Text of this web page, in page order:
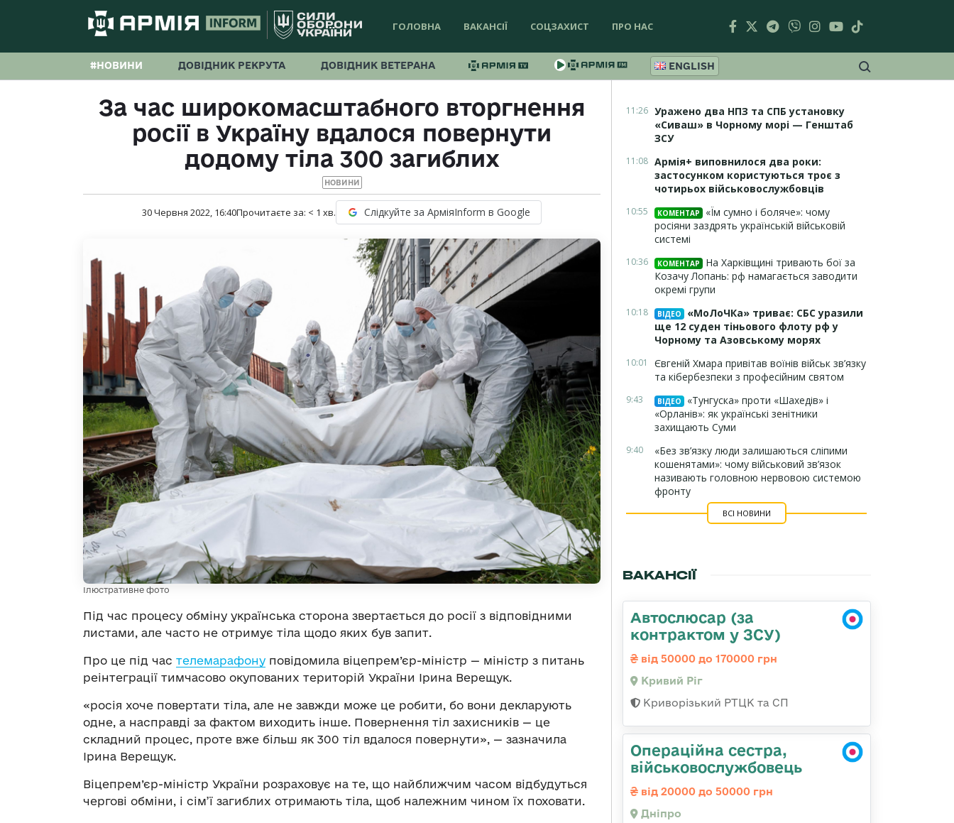
ГОЛОВНА ВАКАНСІЇ СОЦЗАХИСТ ПРО НАС
#НОВИНИ ДОВІДНИК РЕКРУТА ДОВІДНИК ВЕТЕРАНА ENGLISH
За час широкомасштабного вторгнення
росії в Україну вдалося повернути
додому тіла 300 загиблих
НОВИНИ
30 Червня 2022, 16:40Прочитаєте за: < 1 хв. Слідкуйте за АрміяInform в Google
Ілюстративне фото
Під час процесу обміну українська сторона звертається до росії з відповідними
листами, але часто не отримує тіла щодо яких був запит.
Про це під час телемарафону повідомила віцепрем’єр-міністр — міністр з питань
реінтеграції тимчасово окупованих територій України Ірина Верещук.
«росія хоче повертати тіла, але не завжди може це робити, бо вони декларують
одне, а насправді за фактом виходить інше. Повернення тіл захисників — це
складний процес, проте вже більш як 300 тіл вдалося повернути», — зазначила
Ірина Верещук.
Віцепрем’єр-міністр України розраховує на те, що найближчим часом відбудуться
чергові обміни, і сім’ї загиблих отримають тіла, щоб належним чином їх поховати.
11:26 Уражено два НПЗ та СПБ установку
«Сиваш» в Чорному морі — Генштаб
ЗСУ
11:08 Армія+ виповнилося два роки:
застосунком користуються троє з
чотирьох військовослужбовців
10:55 КОМЕНТАР
«Їм сумно і боляче»: чому
росіяни заздрять українській військовій
системі
10:36 КОМЕНТАР
На Харківщині тривають бої за
Козачу Лопань: рф намагається заводити
окремі групи
10:18 ВІДЕО
«МоЛоЧКа» триває: СБС уразили
ще 12 суден тіньового флоту рф у
Чорному та Азовському морях
10:01
Євгеній Хмара привітав воїнів військ зв’язку
та кібербезпеки з професійним святом
9:43 ВІДЕО
«Тунгуска» проти «Шахедів» і
«Орланів»: як українські зенітники
захищають Суми
9:40
«Без зв’язку люди залишаються сліпими
кошенятами»: чому військовий зв’язок
називають головною нервовою системою
фронту
ВСІ НОВИНИ
ВАКАНСІЇ
Автослюсар (за
контрактом у ЗСУ)
від 50000 до 170000 грн
Кривий Ріг
Криворізький РТЦК та СП
Операційна сестра,
військовослужбовець
від 20000 до 50000 грн
Дніпро